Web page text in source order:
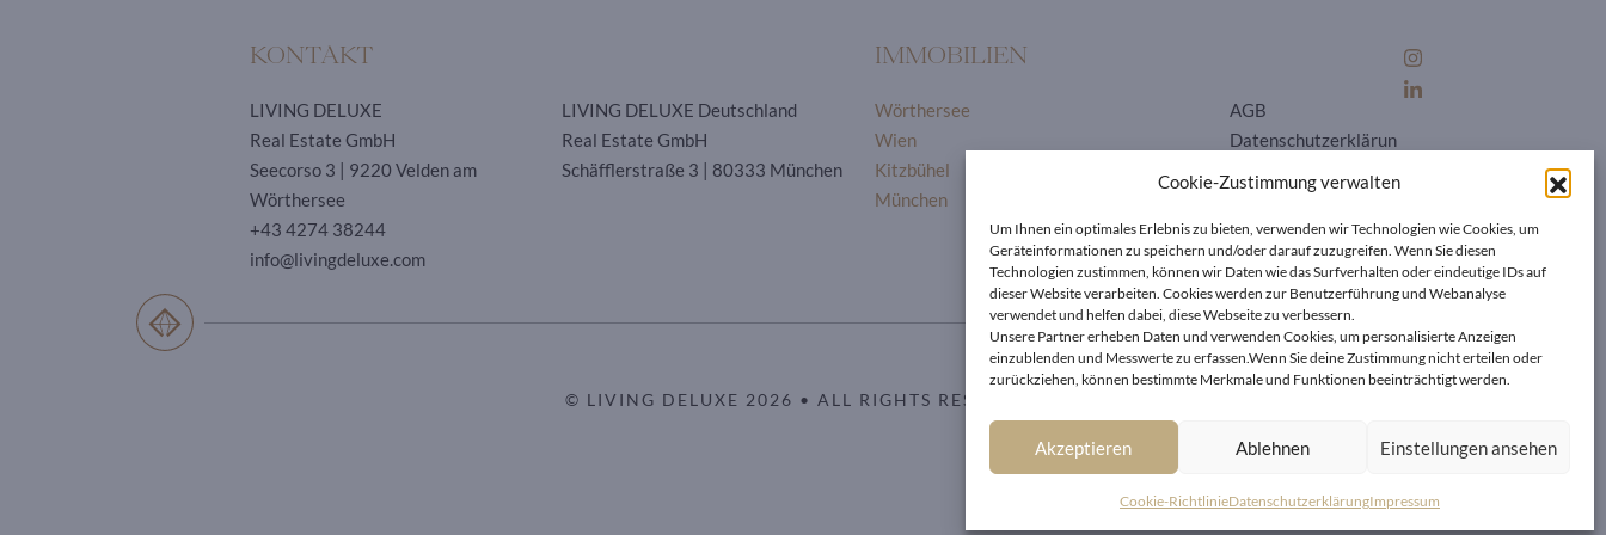
Cookie-Zustimmung verwalten
Um Ihnen ein optimales Erlebnis zu bieten, verwenden wir Technologien wie Cookies, um
Geräteinformationen zu speichern und/oder darauf zuzugreifen. Wenn Sie diesen
Technologien zustimmen, können wir Daten wie das Surfverhalten oder eindeutige IDs auf
dieser Website verarbeiten. Cookies werden zur Benutzerführung und Webanalyse
verwendet und helfen dabei, diese Webseite zu verbessern.
Unsere Partner erheben Daten und verwenden Cookies, um personalisierte Anzeigen
einzublenden und Messwerte zu erfassen.Wenn Sie deine Zustimmung nicht erteilen oder
zurückziehen, können bestimmte Merkmale und Funktionen beeinträchtigt werden.
Akzeptieren Ablehnen Einstellungen ansehen
Cookie-RichtlinieDatenschutzerklärungImpressum
KONTAKT
LIVING DELUXE
Real Estate GmbH
Seecorso 3 | 9220 Velden am
Wörthersee
+43 4274 38244
info@livingdeluxe.com
LIVING DELUXE Deutschland
Real Estate GmbH
Schäfflerstraße 3 | 80333 München
IMMOBILIEN
Wörthersee
Wien
Kitzbühel
München
AGB
Datenschutzerklärun
Cookie-Richtlinie (E
U)
Impressum|Kontakt
© LIVING DELUXE 2026 • ALL RIGHTS RESERVED